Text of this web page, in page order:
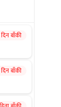
बाँकी
बाँकी